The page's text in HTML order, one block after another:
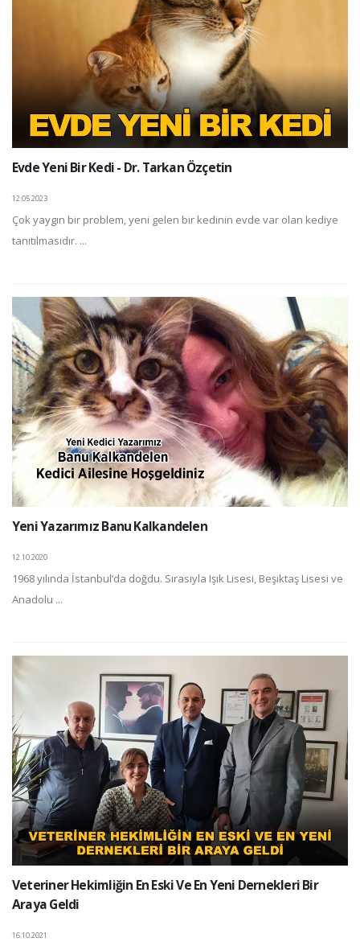
Evde Yeni Bir Kedi - Dr. Tarkan Özçetin
12.05.2023
Çok yaygın bir problem, yeni gelen bir kedinin evde var olan kediye
tanıtılmasıdır. ...
Yeni Yazarımız Banu Kalkandelen
12.10.2020
1968 yılında İstanbul’da doğdu. Sırasıyla Işık Lisesi, Beşiktaş Lisesi ve
Anadolu ...
Veteriner Hekimliğin En Eski Ve En Yeni Dernekleri Bir
Araya Geldi
16.10.2021